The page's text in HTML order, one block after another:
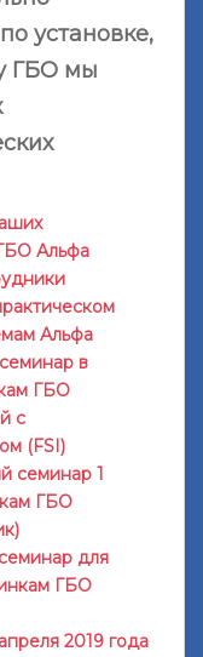
установке,
ГБО мы
Альфа
Альфа
в
ГБО
с
(FSI)
семинар 1
ГБО
для
ГБО
2019 года